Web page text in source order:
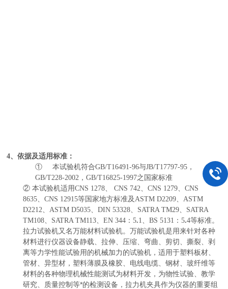
4、依据及适用标准：
①本试验机符合GB/T16491-96与JB/T17797-95，
GB/T228-2002，GB/T16825-1997之国家标准
② 本试验机适用CNS 1278、 CNS 742、CNS 1279、CNS
8635、CNS 12915等国家地方标准及ASTM D2209、ASTM
D2212、ASTM D5035、DIN 53328、SATRA TM29、SATRA
TM108、SATRA TM113、EN 344：5.1、BS 5131：5.4等标准。
拉力试验机又名万能材料试验机。万能试验机是用来针对各种
材料进行仪器设备静载、拉伸、压缩、弯曲、剪切、撕裂、剥
离等力学性能试验用的机械加力的试验机，适用于塑料板材、
管材、异型材，塑料薄膜及橡胶、电线电缆、钢材、玻纤维等
材料的各种物理机械性能测试为材料开发，为物性试验、教学
研究、质量控制等*的检测设备，拉力机夹具作为仪器的重要组